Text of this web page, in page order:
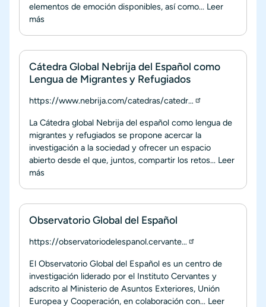
elementos de emoción disponibles, así como... Leer
más
Cátedra Global Nebrija del Español como
Lengua de Migrantes y Refugiados
https://www.nebrija.com/catedras/catedr…
La Cátedra global Nebrija del español como lengua de
migrantes y refugiados se propone acercar la
investigación a la sociedad y ofrecer un espacio
abierto desde el que, juntos, compartir los retos... Leer
más
Observatorio Global del Español
https://observatoriodelespanol.cervante…
El Observatorio Global del Español es un centro de
investigación liderado por el Instituto Cervantes y
adscrito al Ministerio de Asuntos Exteriores, Unión
Europea y Cooperación, en colaboración con... Leer